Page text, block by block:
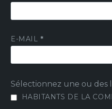
E-MAIL *
Sélectionnez une ou des
HABITANTS DE LA